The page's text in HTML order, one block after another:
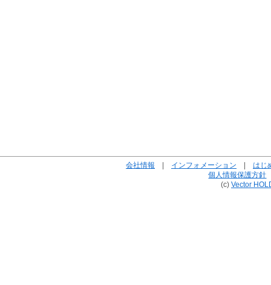
会社情報 | インフォメーション | はじ
個人情報保護方針
(c) Vector